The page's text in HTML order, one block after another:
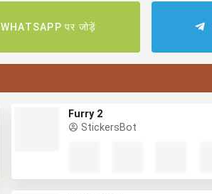
WHATSAPP पर जोड़ें
Furry 2
StickersBot